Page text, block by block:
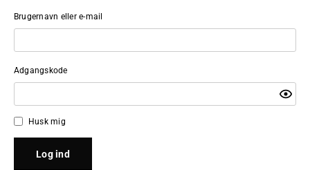
Brugernavn eller e-mail
Adgangskode
Husk mig